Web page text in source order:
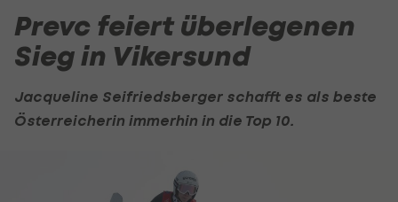
Prevc feiert überlegenen
Sieg in Vikersund
Jacqueline Seifriedsberger schafft es als beste
Österreicherin immerhin in die Top 10.